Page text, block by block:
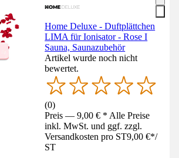
Home Deluxe - Duftplättchen
LIMA für Ionisator - Rose I
Sauna, Saunazubehör
Artikel wurde noch nicht
bewertet.
(0)
Preis — 9,00 € * Alle Preise
inkl. MwSt. und ggf. zzgl.
Versandkosten pro ST9,00 €*/
ST